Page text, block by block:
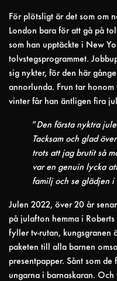
För plötsligt är det som om
London bara för att gå på
som han upptäckte i New
tolvstegsprogrammet.
sig nykter, för den här
annorlunda. Frun tar
vinter får han äntligen fira
“Den första nyktra
Tacksam och glad
trots att jag brutit så
var en genuin lycka
familj och se glädjen i
Julen 2022, över 20 år
på julafton hemma i
fyller tv-rutan, kungsgranen
paketen till alla barnen
presentpapper. Sånt som
ungarna i barnaskaran.